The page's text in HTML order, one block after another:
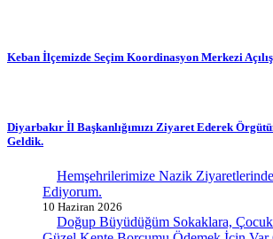
Keban İlçemizde Seçim Koordinasyon Merkezi
Diyarbakır İl Başkanlığımızı Ziyaret Ederek
Geldik.
Hemşehrilerimize Nazik
Ediyorum.
10 Haziran 2026
Doğup Büyüdüğüm Sokaklara,